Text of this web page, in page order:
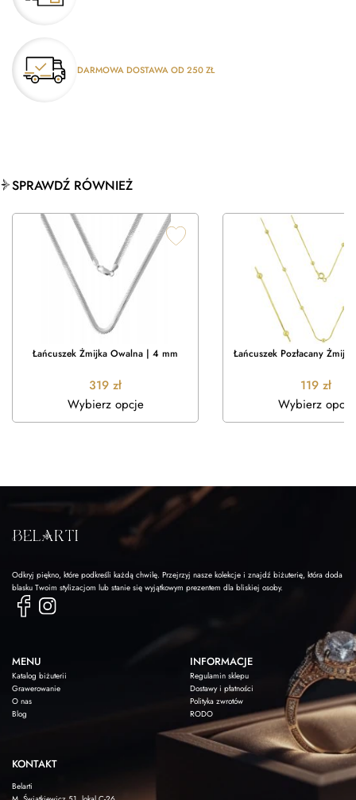
DARMOWA DOSTAWA OD 250 ZŁ
SPRAWDŹ RÓWNIEŻ
Łańcuszek Żmijka Owalna | 4 mm
319 zł
Wybierz opcje
Łańcuszek Pozłacany
119 zł
Wybierz opcje
Odkryj piękno, które podkreśli każdą chwilę. Przejrzyj nasze kolekcje i znajdź biżuterię, która doda
blasku Twoim stylizacjom lub stanie się wyjątkowym prezentem dla bliskiej osoby.
MENU
Katalog biżuterii
Grawerowanie
O nas
Blog
INFORMACJE
Regulamin sklepu
Dostawy i płatności
Polityka zwrotów
RODO
KONTAKT
Belarti